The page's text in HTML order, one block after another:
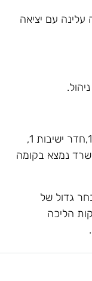
עלינה עם יציאה
יש אופן ספייס 1,חדר ישיבות 1,
משרד נמצא בקומה
גדול של
ובתי קפה באזור. במרחק 5 דקות הליכה